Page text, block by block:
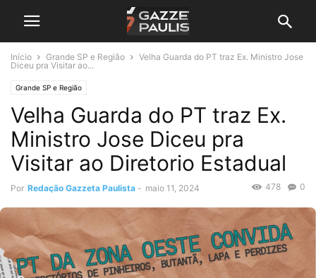
Início Grande SP e Região
Velha Guarda do PT traz Ex. Ministro Jose
Diceu pra Visitar ao...
Grande SP e Região
Velha Guarda do PT traz Ex.
Ministro Jose Diceu pra
Visitar ao Diretorio Estadual
Por Redação Gazzeta Paulista - maio 11, 2024 0
478